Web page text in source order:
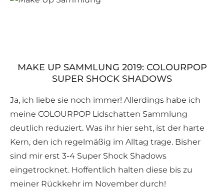
MAKE UP SAMMLUNG 2019: COLOURPOP
SUPER SHOCK SHADOWS
Ja, ich liebe sie noch immer! Allerdings habe ich
meine COLOURPOP Lidschatten Sammlung
deutlich reduziert. Was ihr hier seht, ist der harte
Kern, den ich regelmäßig im Alltag trage. Bisher
sind mir erst 3-4 Super Shock Shadows
eingetrocknet. Hoffentlich halten diese bis zu
meiner Rückkehr im November durch!